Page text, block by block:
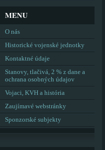
MENU
O nás
Historické vojenské jednotky
Kontaktné údaje
Stanovy, tlačivá, 2 % z dane a
ochrana osobných údajov
Vojaci, KVH a história
Zaujímavé webstránky
Sponzorské subjekty